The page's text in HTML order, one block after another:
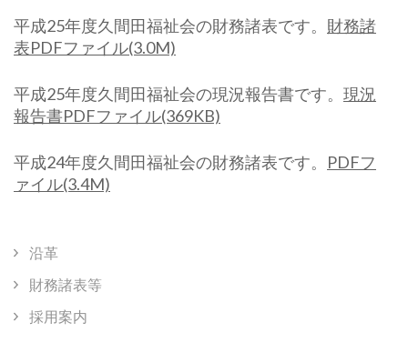
平成25年度久間田福祉会の財務諸表です。 財務諸
表PDFファイル(3.0M)
平成25年度久間田福祉会の現況報告書です。 現況
報告書PDFファイル(369KB)
平成24年度久間田福祉会の財務諸表です。 PDFフ
ァイル(3.4M)
沿革
財務諸表等
採用案内